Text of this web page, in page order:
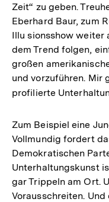
Zeit“ zu geben.
Eberhard Baur, zum
Illu sionsshow weiter
dem Trend folgen,
großen
und vorzuführen. Mir
profilierte
Zum Beispiel eine
Vollmundig fordert
Demokratischen
Unterhaltungskunst
gar Trippeln am Ort.
Vorausschreiten.